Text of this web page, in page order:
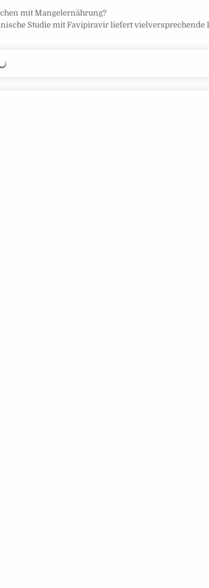
mit Mangelernährung?
Studie mit Favipiravir liefert vielversprechende